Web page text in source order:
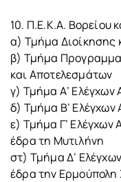
10. Π.Ε.Κ.Α. Βορείου
α) Τμήμα Διοίκησης
β) Τμήμα
και Αποτελεσμάτων
γ) Τμήμα Α’
δ) Τμήμα Β’
ε) Τμήμα Γ’
έδρα τη Μυτιλήνη
στ) Τμήμα Δ’
έδρα την Ερμούπολη